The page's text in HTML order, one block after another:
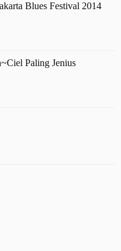
Blues Festival 2014
Paling Jenius